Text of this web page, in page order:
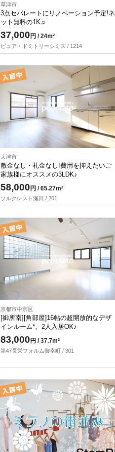
草津市
3点セパレートにリノベーション予定!ネ
ット無料の1K♬
37,000 円 / 24m²
ピュア・ドミトリーシミズ / 1214
大津市
敷金なし・礼金なし!費用を抑えたいご
家族様にオススメの3LDK♪
58,000 円 / 65.27m²
ソルクレスト瀬田 / 201
京都市中京区
[御所南][角部屋]16帖の超開放的なデザ
インルーム*。2人入居OK♪
83,000 円 / 37.7m²
第47長栄フォルム御幸町 / 301